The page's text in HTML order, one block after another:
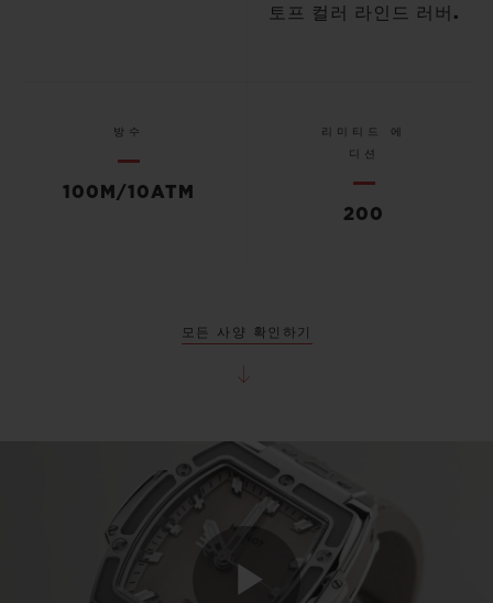
토프 컬러 라인드 러버.
방수
100M/10ATM
리미티드 에
디션
200
모든 사양 확인하기